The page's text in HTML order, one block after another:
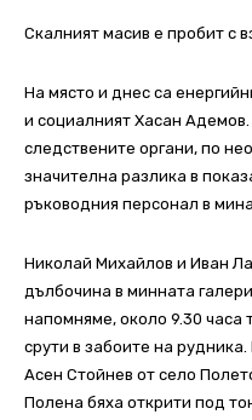
Скалният масив е пробит с
На място и днес са
и социалният Хасан
следствените органи, по
значителна разлика в
ръководния персонал в
Николай Михайлов и Иван
дълбочина в минната
напомняме, около 9.30 часа
срути в забоите на
Асен Стойнев от село
Полена бяха открити под